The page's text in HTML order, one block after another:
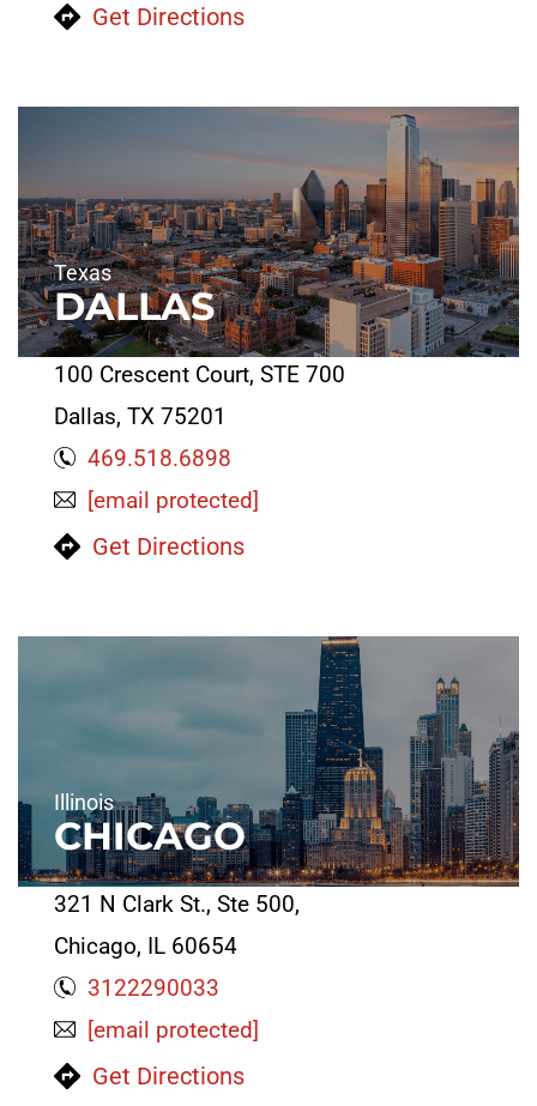
Get Directions
Texas
DALLAS
100 Crescent Court, STE 700
Dallas, TX 75201
469.518.6898
[email protected]
Get Directions
Illinois
CHICAGO
321 N Clark St., Ste 500,
Chicago, IL 60654
3122290033
[email protected]
Get Directions